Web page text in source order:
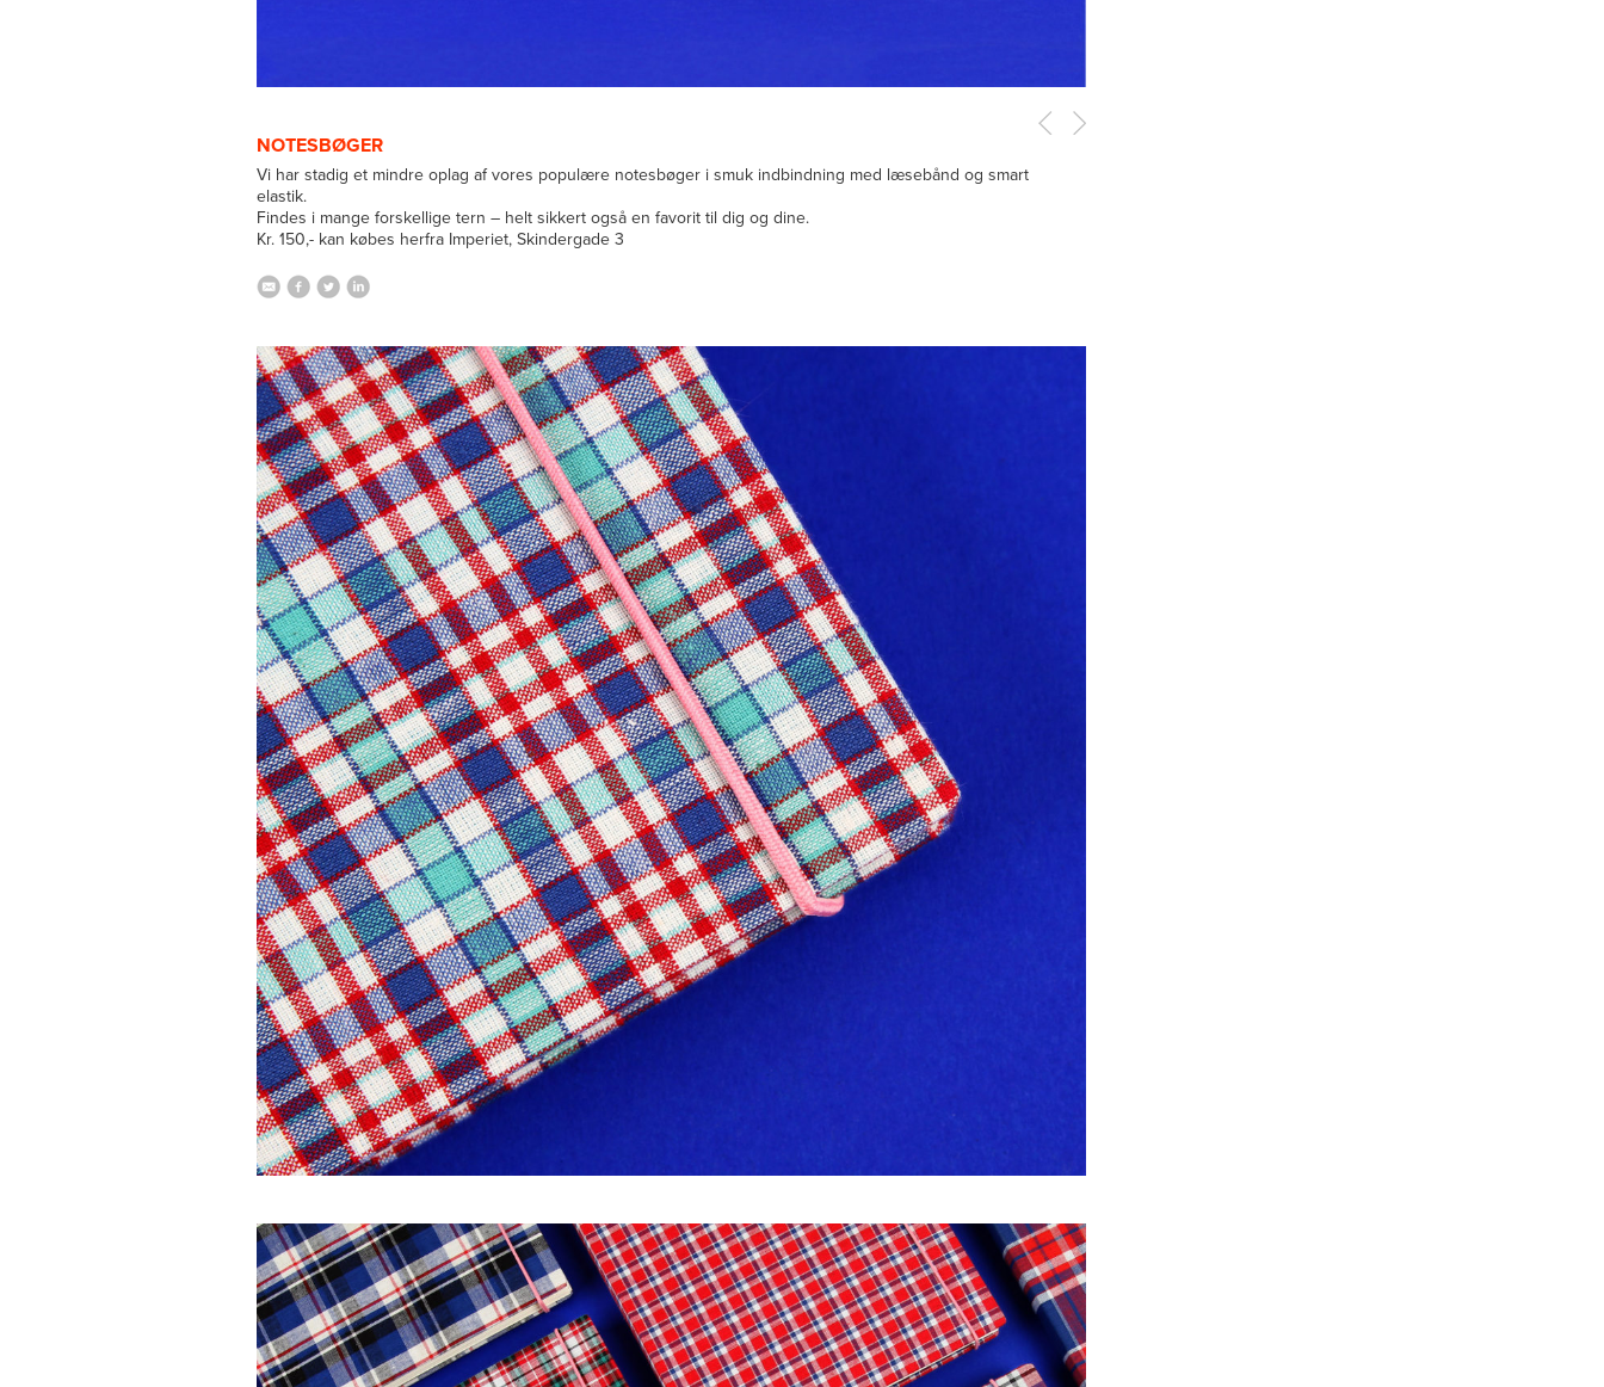
NOTESBØGER
Vi har stadig et mindre oplag af vores populære notesbøger i smuk indbindning med læsebånd og smart
elastik.
Findes i mange forskellige tern – helt sikkert også en favorit til dig og dine.
Kr. 150,- kan købes herfra Imperiet, Skindergade 3